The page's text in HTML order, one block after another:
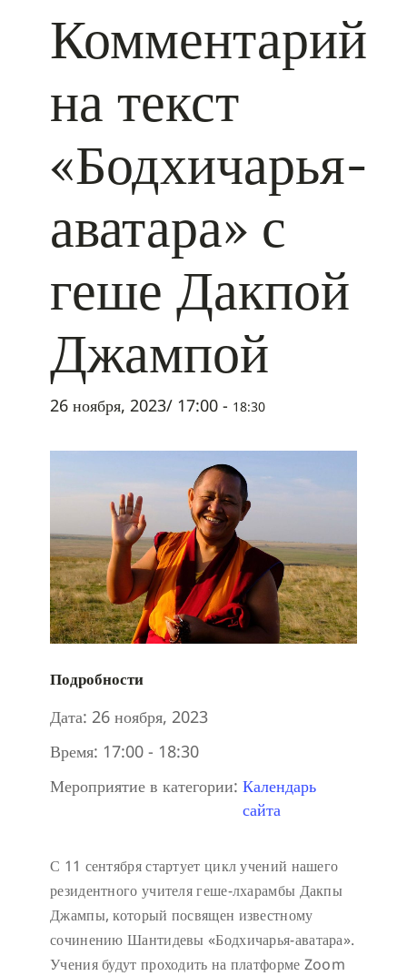
Комментарий
на текст
«Бодхичарья-
аватара» с
геше Дакпой
Джампой
26 ноября, 2023/ 17:00 - 18:30
Подробности
Дата: 26 ноября, 2023
Время: 17:00 - 18:30
Мероприятие в категории: Календарь
сайта
С 11 сентября стартует цикл учений нашего
резидентного учителя геше-лхарамбы Дакпы
Джампы, который посвящен известному
сочинению Шантидевы «Бодхичарья-аватара».
Учения будут проходить на платформе Zoom